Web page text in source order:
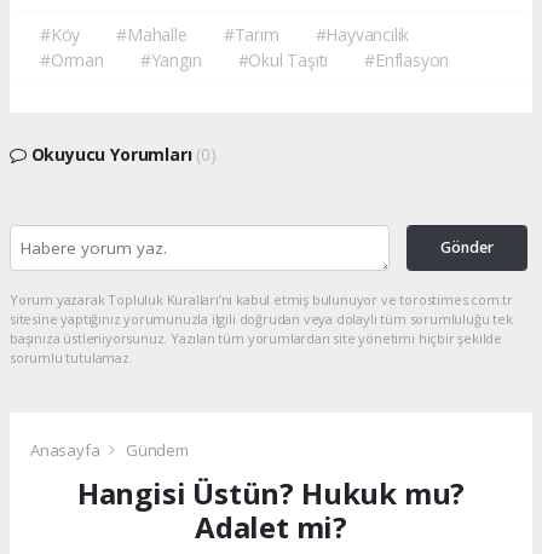
#Köy #Mahalle #Tarım
#Hayvancılık
#Orman
#Yangın #Okul Taşıtı #Enflasyon
Okuyucu Yorumları (0)
Gönder
Yorum yazarak Topluluk Kuralları’nı kabul etmiş bulunuyor ve torostimes.com.tr
sitesine yaptığınız yorumunuzla ilgili doğrudan veya dolaylı tüm sorumluluğu tek
başınıza üstleniyorsunuz. Yazılan tüm yorumlardan site yönetimi hiçbir şekilde
sorumlu tutulamaz.
Anasayfa Gündem
Hangisi Üstün? Hukuk mu?
Adalet mi?